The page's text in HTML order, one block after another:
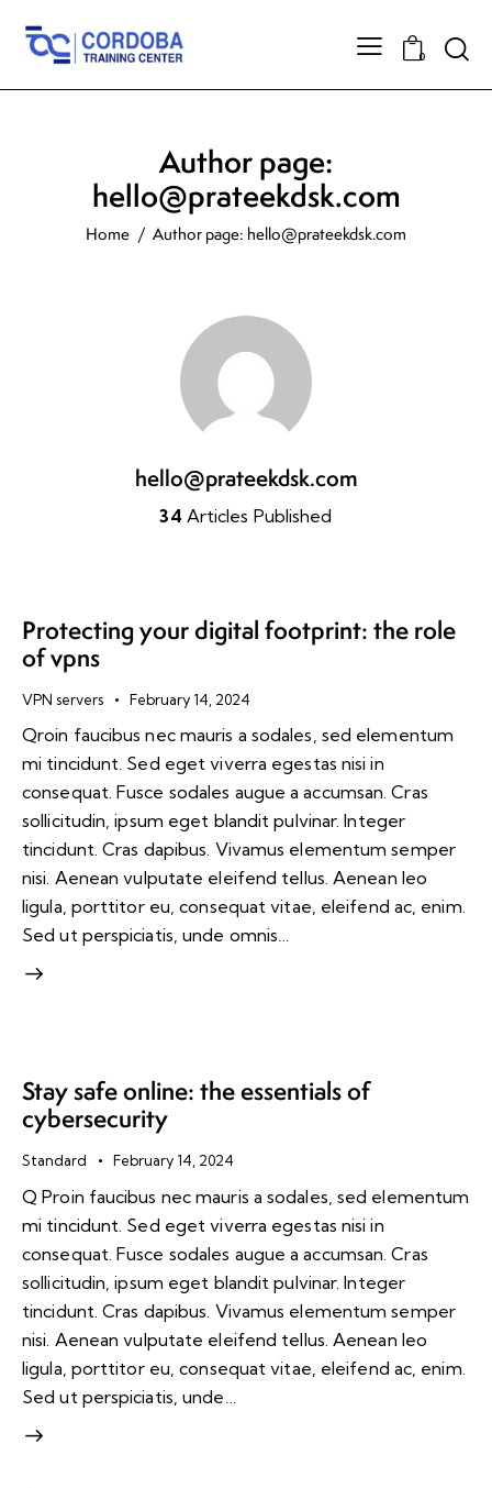
0
Author page:
hello@prateekdsk.com
Home Author page: hello@prateekdsk.com
hello@prateekdsk.com
34 Articles Published
Protecting your digital footprint: the role
of vpns
VPN servers February 14, 2024
Qroin faucibus nec mauris a sodales, sed elementum
mi tincidunt. Sed eget viverra egestas nisi in
consequat. Fusce sodales augue a accumsan. Cras
sollicitudin, ipsum eget blandit pulvinar. Integer
tincidunt. Cras dapibus. Vivamus elementum semper
nisi. Aenean vulputate eleifend tellus. Aenean leo
ligula, porttitor eu, consequat vitae, eleifend ac, enim.
Sed ut perspiciatis, unde omnis…
Stay safe online: the essentials of
cybersecurity
Standard February 14, 2024
Q Proin faucibus nec mauris a sodales, sed elementum
mi tincidunt. Sed eget viverra egestas nisi in
consequat. Fusce sodales augue a accumsan. Cras
sollicitudin, ipsum eget blandit pulvinar. Integer
tincidunt. Cras dapibus. Vivamus elementum semper
nisi. Aenean vulputate eleifend tellus. Aenean leo
ligula, porttitor eu, consequat vitae, eleifend ac, enim.
Sed ut perspiciatis, unde…